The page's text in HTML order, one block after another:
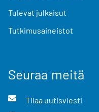
Tulevat julkaisut
Tutkimusaineistot
Seuraa meitä
Tilaa uutisviesti